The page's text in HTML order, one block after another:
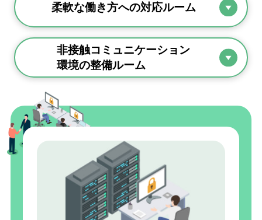
柔軟な働き方への対応ルーム
非接触コミュニケーション
環境の整備ルーム